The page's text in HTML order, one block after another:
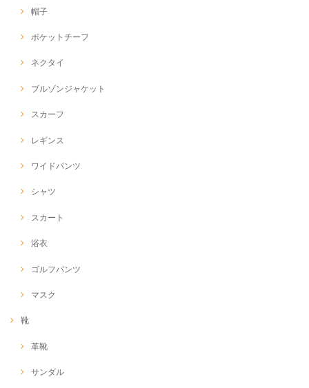
帽子
ポケットチーフ
ネクタイ
ブルゾンジャケット
スカーフ
レギンス
ワイドパンツ
シャツ
スカート
浴衣
ゴルフパンツ
マスク
靴
革靴
サンダル